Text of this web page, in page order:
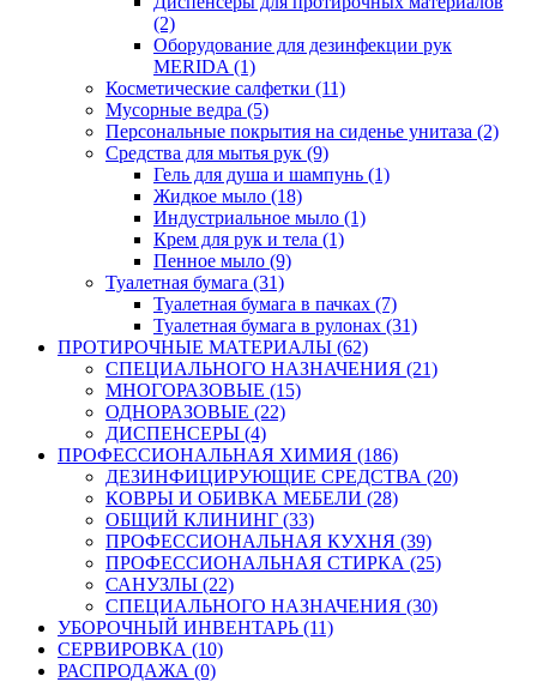
(2)
Оборудование для дезинфекции рук
MERIDA (1)
Косметические салфетки (11)
Мусорные ведра (5)
Персональные покрытия на сиденье унитаза (2)
Средства для мытья рук (9)
Гель для душа и шампунь (1)
Жидкое мыло (18)
Индустриальное мыло (1)
Крем для рук и тела (1)
Пенное мыло (9)
Туалетная бумага (31)
Туалетная бумага в пачках (7)
Туалетная бумага в рулонах (31)
ПРОТИРОЧНЫЕ МАТЕРИАЛЫ (62)
СПЕЦИАЛЬНОГО НАЗНАЧЕНИЯ (21)
МНОГОРАЗОВЫЕ (15)
ОДНОРАЗОВЫЕ (22)
ДИСПЕНСЕРЫ (4)
ПРОФЕССИОНАЛЬНАЯ ХИМИЯ (186)
ДЕЗИНФИЦИРУЮЩИЕ СРЕДСТВА (20)
КОВРЫ И ОБИВКА МЕБЕЛИ (28)
ОБЩИЙ КЛИНИНГ (33)
ПРОФЕССИОНАЛЬНАЯ КУХНЯ (39)
ПРОФЕССИОНАЛЬНАЯ СТИРКА (25)
САНУЗЛЫ (22)
СПЕЦИАЛЬНОГО НАЗНАЧЕНИЯ (30)
УБОРОЧНЫЙ ИНВЕНТАРЬ (11)
СЕРВИРОВКА (10)
РАСПРОДАЖА (0)